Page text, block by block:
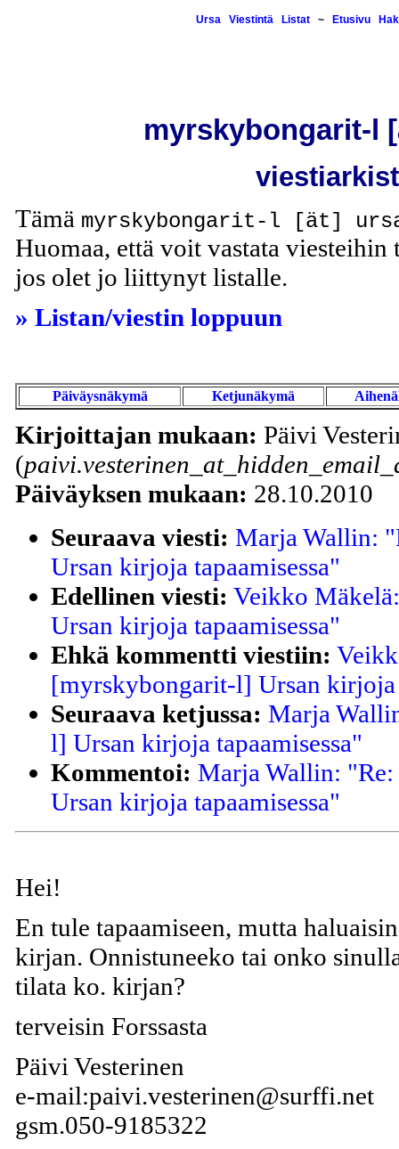
Ursa Viestintä Listat~ Etusivu
myrskybongarit-l
Tämä myrskybongarit-l [ät]
Huomaa, että voit vastata viesteihin
jos olet jo liittynyt listalle.
» Listan/viestin loppuun
Päiväysnäkymä Ketjunäkymä
Kirjoittajan mukaan: Päivi
(
Päiväyksen mukaan: 28.10.2010
Seuraava viesti: Marja Wallin:
Ursan kirjoja tapaamisessa"
Edellinen viesti: Veikko
Ursan kirjoja tapaamisessa"
Ehkä kommentti viestiin:
[myrskybongarit-l] Ursan kirjoja
Seuraava ketjussa: Marja
l] Ursan kirjoja tapaamisessa"
Kommentoi: Marja Wallin:
Ursan kirjoja tapaamisessa"
Hei!
En tule tapaamiseen, mutta
kirjan. Onnistuneeko tai onko
tilata ko. kirjan?
terveisin Forssasta
Päivi Vesterinen
e-mail:paivi.vesterinen@surffi.net
gsm.050-9185322